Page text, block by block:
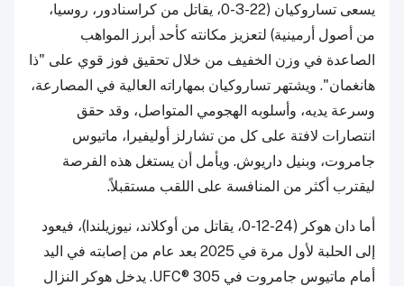
يسعى تساروكيان (22-3-0، يقاتل من كراسنادور، روسيا،
من أصول أرمينية) لتعزيز مكانته كأحد أبرز المواهب
الصاعدة في وزن الخفيف من خلال تحقيق فوز قوي على "ذا
هانغمان". ويشتهر تساروكيان بمهاراته العالية في المصارعة،
وسرعة يديه، وأسلوبه الهجومي المتواصل، وقد حقق
انتصارات لافتة على كل من تشارلز أوليفيرا، ماتيوس
جامروت، وبنيل داريوش. ويأمل أن يستغل هذه الفرصة
ليقترب أكثر من المنافسة على اللقب مستقبلاً.
أما دان هوكر (24-12-0، يقاتل من أوكلاند، نيوزيلندا)، فيعود
إلى الحلبة لأول مرة في 2025 بعد عام من إصابته في اليد
أمام ماتيوس جامروت في UFC® 305. يدخل هوكر النزال